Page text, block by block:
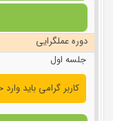
دوره عملگرایی
جلسه اول
کاربر گرامی باید